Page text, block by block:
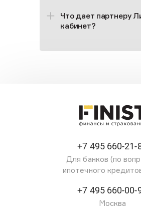
Что дает партнеру
кабинет?
+7 495 660-21-
Для банков (по
ипотечного
+7 495 660-00-
Москва